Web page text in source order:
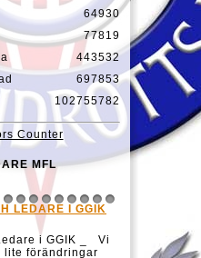
RICHARD DAHL
64930
77819
443532
697853
102755782
Counter
MFL
8 9 10111213141516
I GGIK
i GGIK _ Vi
förändringar
ELIAS